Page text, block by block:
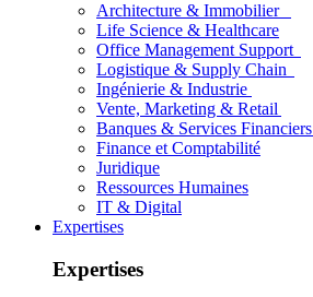
Architecture & Immobilier
Life Science & Healthcare
Office Management Support
Logistique & Supply Chain
Ingénierie & Industrie
Vente, Marketing & Retail
Banques & Services Financiers
Finance et Comptabilité
Juridique
Ressources Humaines
IT & Digital
Expertises
Expertises